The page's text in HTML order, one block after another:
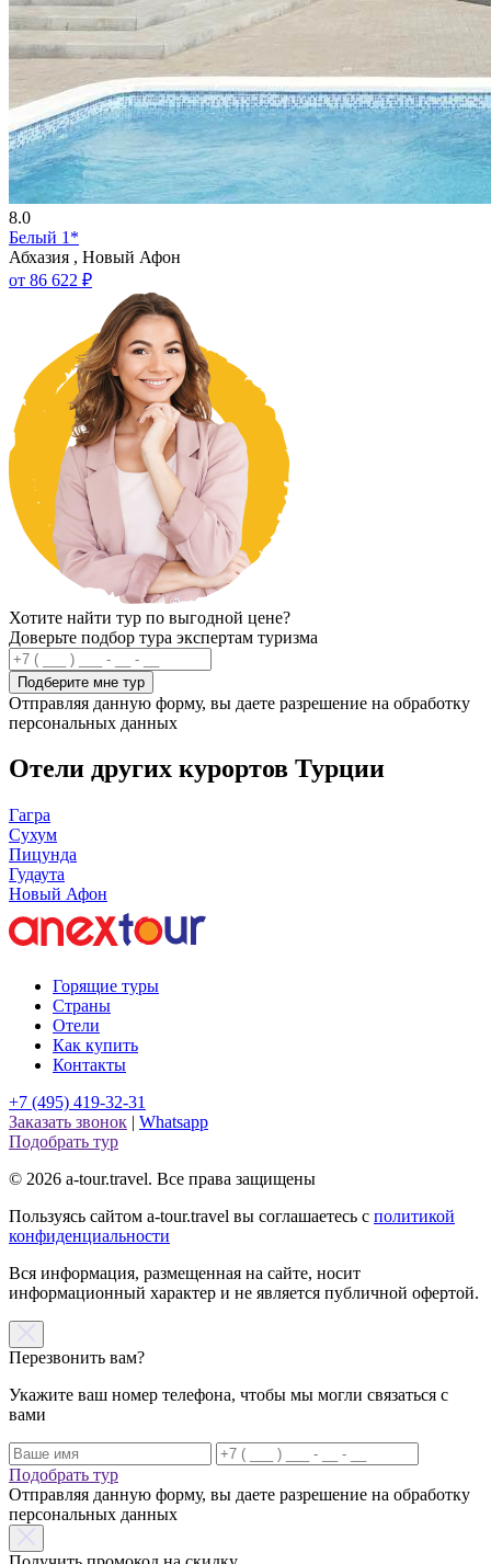
8.0
Белый 1*
Абхазия , Новый Афон
от 86 622 ₽
Хотите найти тур по выгодной цене?
Доверьте подбор тура экспертам туризма
Подберите мне тур
Отправляя данную форму, вы даете разрешение на обработку
персональных данных
Отели других курортов Турции
Гагра
Сухум
Пицунда
Гудаута
Новый Афон
Горящие туры
Страны
Отели
Как купить
Контакты
+7 (495) 419-32-31
Заказать звонок | Whatsapp
Подобрать тур
© 2026 a-tour.travel. Все права защищены
Пользуясь сайтом a-tour.travel вы соглашаетесь с политикой
конфиденциальности
Вся информация, размещенная на сайте, носит
информационный характер и не является публичной офертой.
Перезвонить вам?
Укажите ваш номер телефона, чтобы мы могли связаться с
вами
Подобрать тур
Отправляя данную форму, вы даете разрешение на обработку
персональных данных